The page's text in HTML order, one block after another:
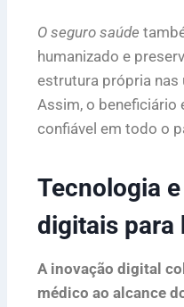
O seguro saúde
humanizado e
estrutura própria nas
Assim, o beneficiário
confiável em todo o
Tecnologia
digitais para
A inovação digital
médico ao alcance